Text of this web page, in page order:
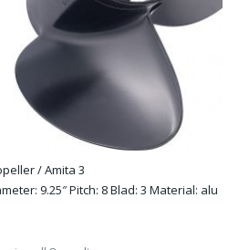
/ Amita 3
9.25″ Pitch: 8 Blad: 3 Material: alu